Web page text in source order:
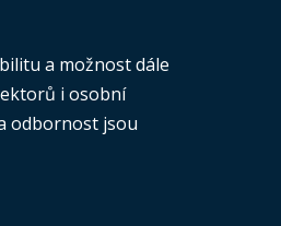
a možnost dále
i osobní
odbornost jsou